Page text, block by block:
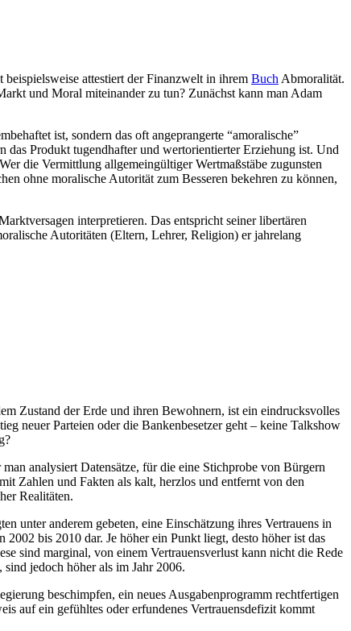
attestiert der Finanzwelt in ihrem Buch Abmoralität.
und Moral miteinander zu tun? Zunächst kann man Adam
ist, sondern das oft angeprangerte “amoralische”
das Produkt tugendhafter und wertorientierter Erziehung ist. Und
die Vermittlung allgemeingültiger Wertmaßstäbe zugunsten
ohne moralische Autorität zum Besseren bekehren zu können,
interpretieren. Das entspricht seiner libertären
Autoritäten (Eltern, Lehrer, Religion) er jahrelang
Zustand der Erde und ihren Bewohnern, ist ein eindrucksvolles
neuer Parteien oder die Bankenbesetzer geht – keine Talkshow
analysiert Datensätze, für die eine Stichprobe von Bürgern
Zahlen und Fakten als kalt, herzlos und entfernt von den
Realitäten.
unter anderem gebeten, eine Einschätzung ihres Vertrauens in
bis 2010 dar. Je höher ein Punkt liegt, desto höher ist das
sind marginal, von einem Vertrauensverlust kann nicht die Rede
jedoch höher als im Jahr 2006.
beschimpfen, ein neues Ausgabenprogramm rechtfertigen
auf ein gefühltes oder erfundenes Vertrauensdefizit kommt